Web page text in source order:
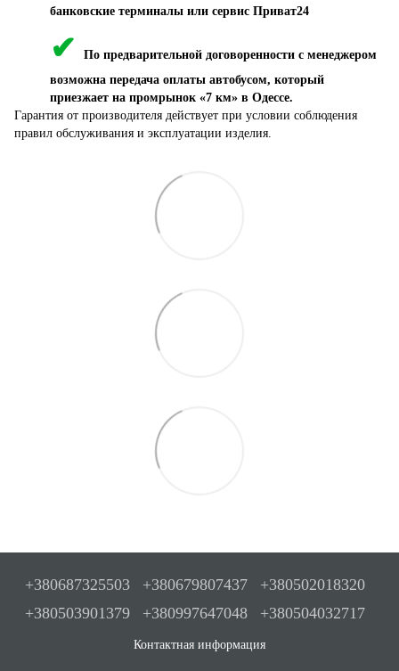
банковские терминалы или сервис Приват24
✔
По предварительной договоренности с менеджером
возможна передача оплаты автобусом, который
приезжает на промрынок «7 км» в Одессе.
Гарантия от производителя действует при условии соблюдения
правил обслуживания и эксплуатации изделия.
+380687325503 +380679807437
+380502018320
+380503901379
+380997647048 +380504032717
Контактная информация